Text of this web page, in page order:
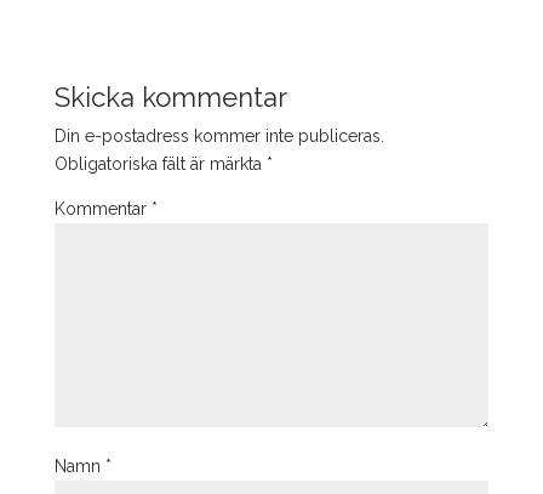
Skicka kommentar
Din e-postadress kommer inte publiceras.
Obligatoriska fält är märkta *
Kommentar *
Namn *